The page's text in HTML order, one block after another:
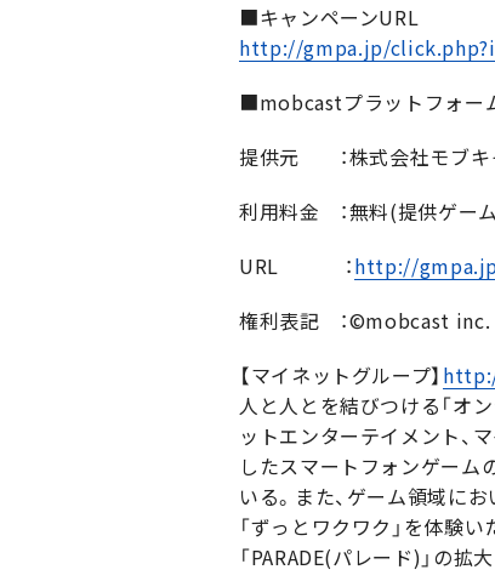
■キャンペーンURL
http://gmpa.jp/
■mobcastプラットフォー
提供元 ：株式会社モブキ
利用料金 ：無料(提供ゲー
URL ：http://
権利表記 ：©mobcast inc.
【マイネットグループ】
人と人とを結びつける「オ
ットエンターテイメント、
したスマートフォンゲーム
いる。また、ゲーム領域に
「ずっとワクワク」を体験
「PARADE(パレード)」の拡